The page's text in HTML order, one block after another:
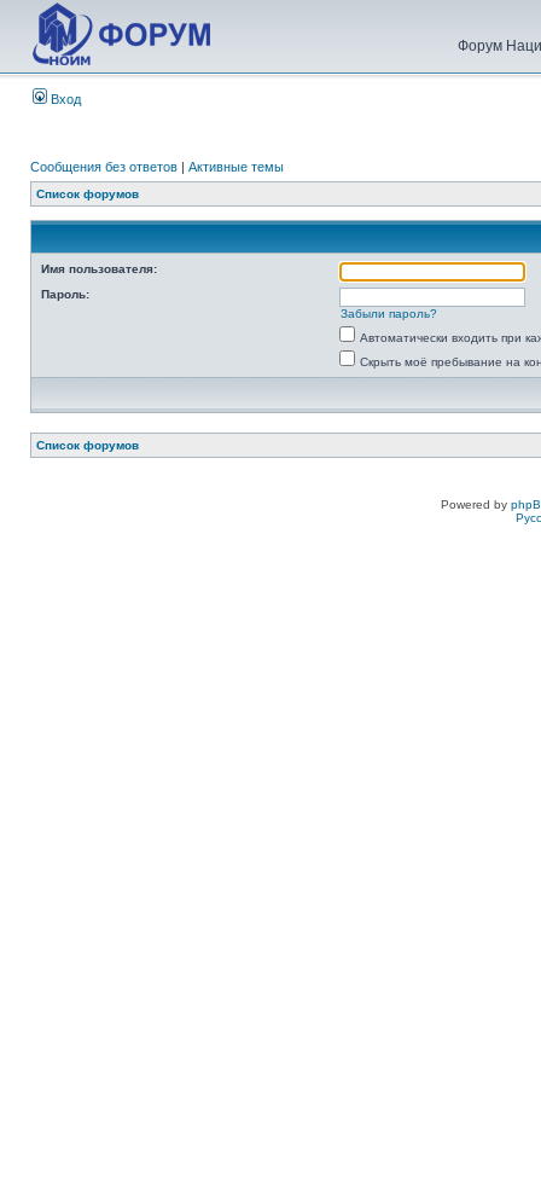
Форум
Вход
Сообщения без ответов | Активные темы
Список форумов
Имя пользователя:
Пароль:
Забыли пароль?
Автоматически входить при
Скрыть моё пребывание на
Список форумов
Powered by